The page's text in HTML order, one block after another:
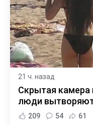
21 ч. назад
Скрытая
люди
209 54 61